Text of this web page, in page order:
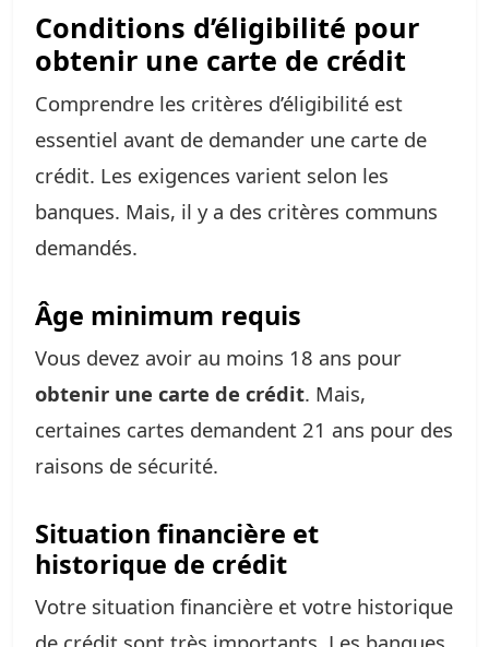
Conditions d’éligibilité pour
obtenir une carte de crédit
Comprendre les critères d’éligibilité est
essentiel avant de demander une carte de
crédit. Les exigences varient selon les
banques. Mais, il y a des critères communs
demandés.
Âge minimum requis
Vous devez avoir au moins 18 ans pour
obtenir une carte de crédit. Mais,
certaines cartes demandent 21 ans pour des
raisons de sécurité.
Situation financière et
historique de crédit
Votre situation financière et votre historique